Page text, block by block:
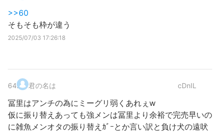
>>60
そもそも枠が違う
2025/07/03 17:26:18
64. 君の名は cDnIL
冨里はアンチの為にミーグリ弱くあれぇw
仮に振り替えあっても強メンは冨里より余裕で完売早いの
に雑魚メンオタの振り替えｶﾞｰとか言い訳と負け犬の遠吠